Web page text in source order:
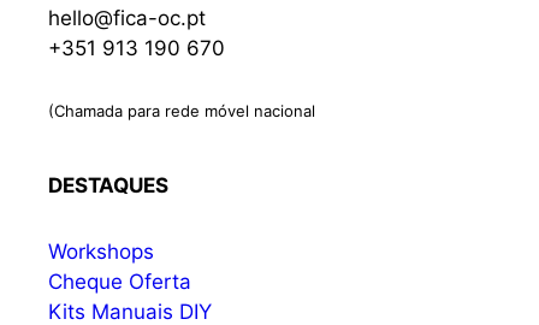
hello@fica-oc.pt
+351 913 190 670
(Chamada para rede móvel nacional
DESTAQUES
Workshops
Cheque Oferta
Kits Manuais DIY